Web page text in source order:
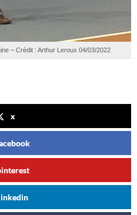
– Crédit : Arthur Leroux 04/03/2022
x